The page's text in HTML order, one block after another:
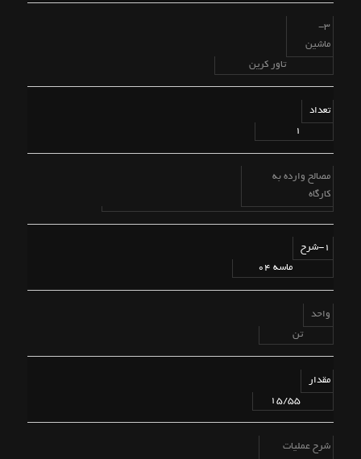
3-
ماشین
تاور کرین
تعداد
1
مصالح وارده به
کارگاه
1-شرح
ماسه 04
واحد
تن
مقدار
15/55
شرح عملیات